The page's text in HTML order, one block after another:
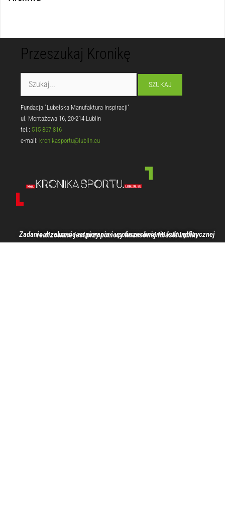
Przeszukaj Kronikę
Fundacja "Lubelska Manufaktura Inspiracji"
ul. Montażowa 16, 20-214 Lublin
tel.: 515 867 816
e-mail: kronikasportu@lublin.eu
Zadanie w zakresie wspierania i upowszechniania kultury fizycznej realizowane jest przy pomocy finansowej Miasta Lublin